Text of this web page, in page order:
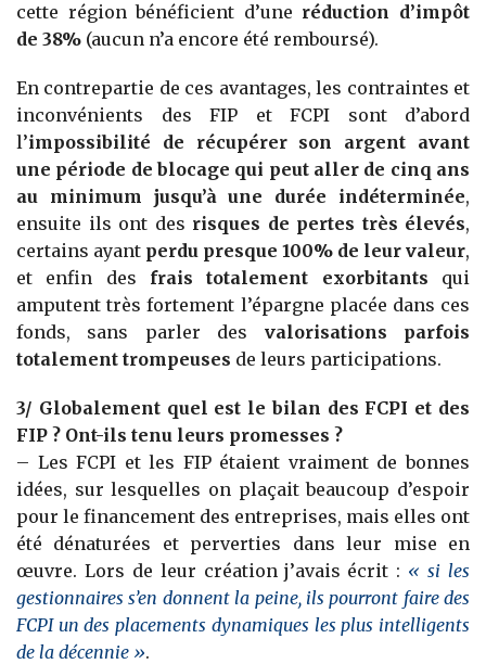
cette région bénéficient d’une réduction d’impôt
de 38% (aucun n’a encore été remboursé).
En contrepartie de ces avantages, les contraintes et
inconvénients des FIP et FCPI sont d’abord
l’impossibilité de récupérer son argent avant
une période de blocage qui peut aller de cinq ans
au minimum jusqu’à une durée indéterminée,
ensuite ils ont des risques de pertes très élevés,
certains ayant perdu presque 100% de leur valeur,
et enfin des frais totalement exorbitants qui
amputent très fortement l’épargne placée dans ces
fonds, sans parler des valorisations parfois
totalement trompeuses de leurs participations.
3/ Globalement quel est le bilan des FCPI et des
FIP ? Ont-ils tenu leurs promesses ?
– Les FCPI et les FIP étaient vraiment de bonnes
idées, sur lesquelles on plaçait beaucoup d’espoir
pour le financement des entreprises, mais elles ont
été dénaturées et perverties dans leur mise en
œuvre. Lors de leur création j’avais écrit : « si les
gestionnaires s’en donnent la peine, ils pourront faire des
FCPI un des placements dynamiques les plus intelligents
de la décennie ».